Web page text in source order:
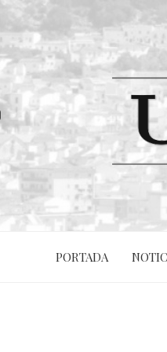
PORTADA